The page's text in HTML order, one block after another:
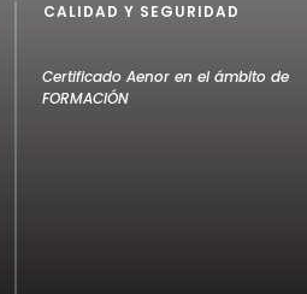
CALIDAD Y SEGURIDAD
Certificado Aenor en el ámbito de
FORMACIÓN